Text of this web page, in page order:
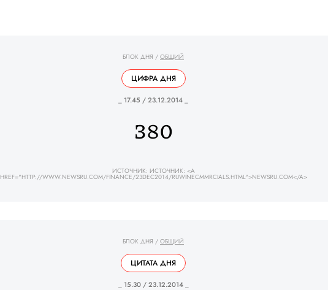
БЛОК ДНЯ / ОБЩИЙ
ЦИФРА ДНЯ
_ 17.45 / 23.12.2014 _
380
ИСТОЧНИК: ИСТОЧНИК: <A
HREF="HTTP://WWW.NEWSRU.COM/FINANCE/23DEC2014/RUWINECMMRCIALS.HTML">NEWSRU.COM</A>
БЛОК ДНЯ / ОБЩИЙ
ЦИТАТА ДНЯ
_ 15.30 / 23.12.2014 _